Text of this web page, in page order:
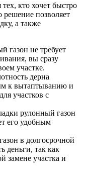
кто хочет быстро
решение позволяет
а также
газон не требует
вы сразу
участке.
дерна
к вытаптыванию и
участков с
рулонный газон
его удобным
в долгосрочной
деньги, так как
замене участка и